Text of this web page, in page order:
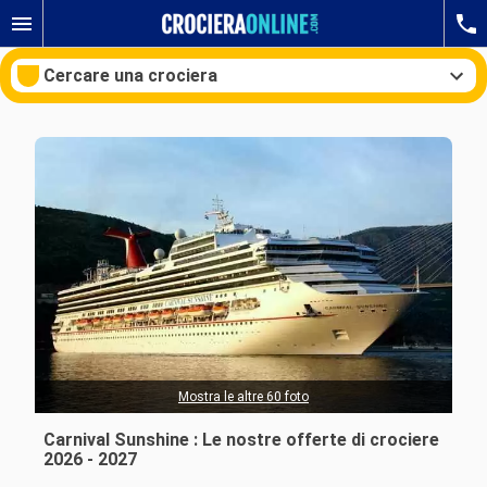
Cercare una crociera
Mesi di partenza
Porti Compagnie
Ricerca
Carnival Sunshine : Le nostre offerte di crociere
2026 - 2027
Mostra le altre 60 foto